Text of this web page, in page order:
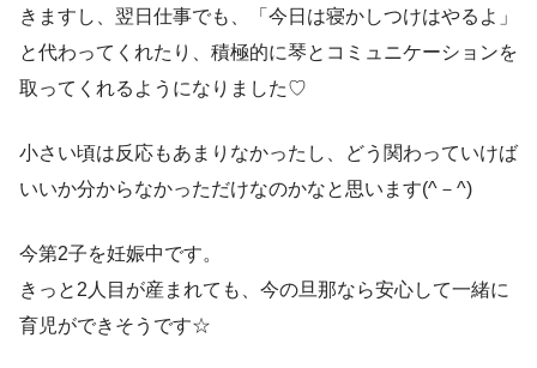
きますし、翌日仕事でも、「今日は寝かしつけはやるよ」
と代わってくれたり、積極的に琴とコミュニケーションを
取ってくれるようになりました♡
小さい頃は反応もあまりなかったし、どう関わっていけば
いいか分からなかっただけなのかなと思います(^－^)
今第2子を妊娠中です。
きっと2人目が産まれても、今の旦那なら安心して一緒に
育児ができそうです☆